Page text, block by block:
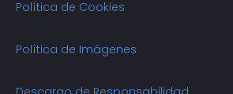
Política de Cookies
Política de Imágenes